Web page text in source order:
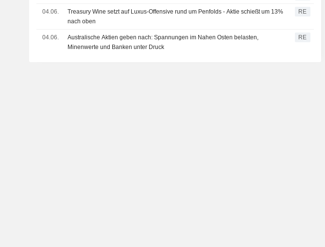
04.06.
Treasury Wine setzt auf Luxus-Offensive rund um Penfolds - Aktie schießt um 13%
nach oben
RE
04.06.
Australische Aktien geben nach: Spannungen im Nahen Osten belasten,
Minenwerte und Banken unter Druck
RE